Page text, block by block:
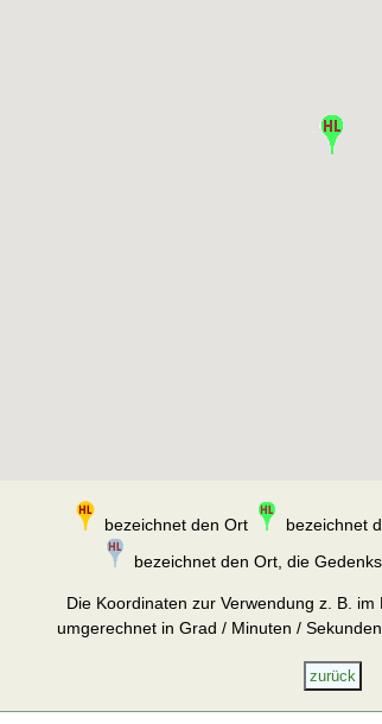
bezeichnet den Ort
bezeichnet
bezeichnet den Ort, die
Die Koordinaten zur Verwendung z. B. im
umgerechnet in Grad / Minuten /